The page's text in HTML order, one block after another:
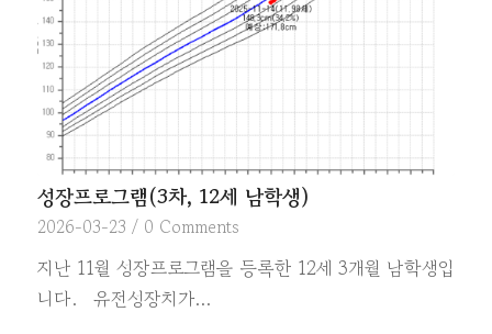
성장프로그램(3차, 12세 남학생)
2026-03-23 / 0 Comments
지난 11월 성장프로그램을 등록한 12세 3개월 남학생입
니다. 유전성장치가…